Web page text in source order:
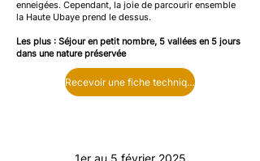
enneigées. Cependant, la joie de parcourir ensemble
la Haute Ubaye prend le dessus.
Les plus : Séjour en petit nombre, 5 vallées en 5 jours
dans une nature préservée
Recevoir une fiche technique
1er au 5 février 2025